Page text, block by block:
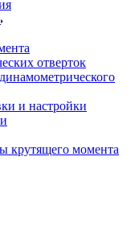
отверток
и настройки
крутящего момента